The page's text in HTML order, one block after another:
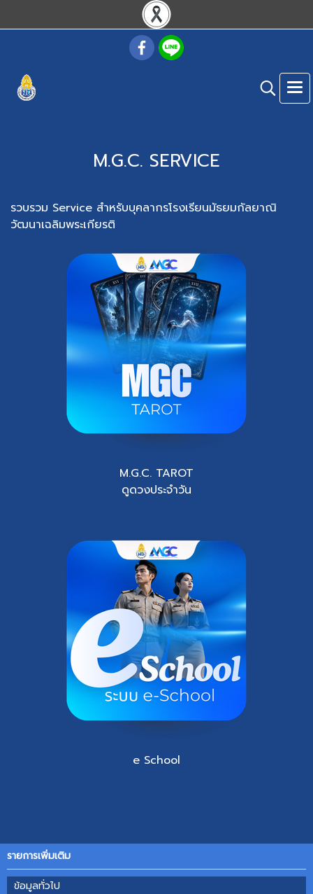
M.G.C. SERVICE
รวบรวม Service สำหรับบุคลากรโรงเรียนมัธยมกัลยาณิ
วัฒนาเฉลิมพระเกียรติ
M.G.C. TAROT
ดูดวงประจำวัน
e School
รายการเพิ่มเติม
ข้อมูลทั่วไป